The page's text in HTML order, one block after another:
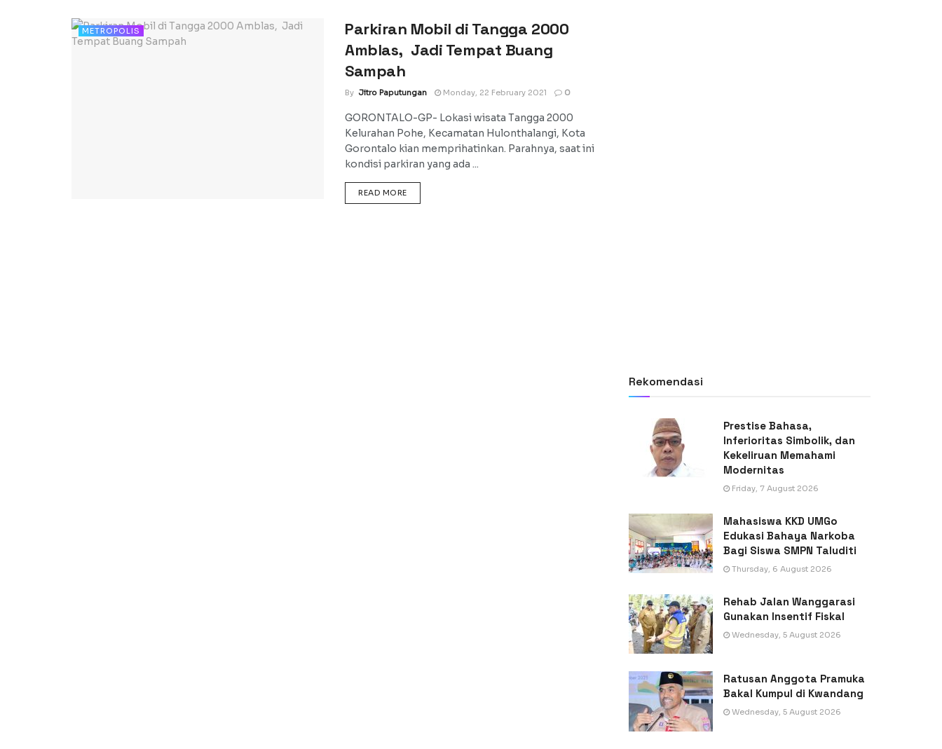
METROPOLIS
Parkiran Mobil di Tangga 2000
Amblas, Jadi Tempat Buang
Sampah
By Jitro Paputungan Monday, 22 February 2021 0
GORONTALO-GP- Lokasi wisata Tangga 2000
Kelurahan Pohe, Kecamatan Hulonthalangi, Kota
Gorontalo kian memprihatinkan. Parahnya, saat ini
kondisi parkiran yang ada ...
READ MOREDETAILS
Rekomendasi
Prestise Bahasa,
Inferioritas Simbolik, dan
Kekeliruan Memahami
Modernitas
Friday, 7 August 2026
Mahasiswa KKD UMGo
Edukasi Bahaya Narkoba
Bagi Siswa SMPN Taluditi
Thursday, 6 August 2026
Rehab Jalan Wanggarasi
Gunakan Insentif Fiskal
Wednesday, 5 August 2026
Ratusan Anggota Pramuka
Bakal Kumpul di Kwandang
Wednesday, 5 August 2026